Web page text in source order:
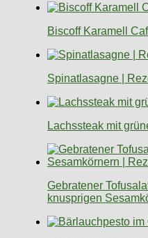
Biscoff Karamell
Spinatlasagne |
Lachssteak mit
Gebratener
knusprigen